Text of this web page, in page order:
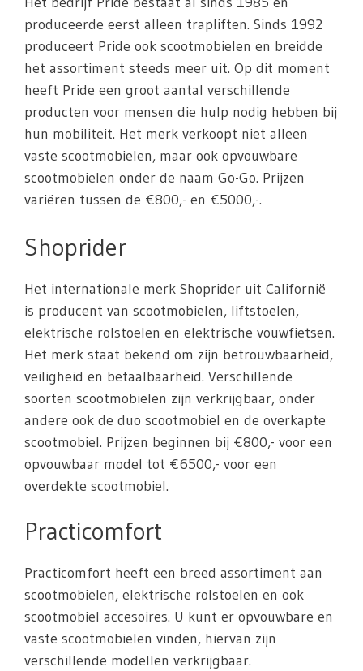
produceerde eerst alleen trapliften. Sinds 1992
produceert Pride ook scootmobielen en breidde
het assortiment steeds meer uit. Op dit moment
heeft Pride een groot aantal verschillende
producten voor mensen die hulp nodig hebben bij
hun mobiliteit. Het merk verkoopt niet alleen
vaste scootmobielen, maar ook opvouwbare
scootmobielen onder de naam Go-Go. Prijzen
variëren tussen de €800,- en €5000,-.
Shoprider
Het internationale merk Shoprider uit Californië
is producent van scootmobielen, liftstoelen,
elektrische rolstoelen en elektrische vouwfietsen.
Het merk staat bekend om zijn betrouwbaarheid,
veiligheid en betaalbaarheid. Verschillende
soorten scootmobielen zijn verkrijgbaar, onder
andere ook de duo scootmobiel en de overkapte
scootmobiel. Prijzen beginnen bij €800,- voor een
opvouwbaar model tot €6500,- voor een
overdekte scootmobiel.
Practicomfort
Practicomfort heeft een breed assortiment aan
scootmobielen, elektrische rolstoelen en ook
scootmobiel accesoires. U kunt er opvouwbare en
vaste scootmobielen vinden, hiervan zijn
verschillende modellen verkrijgbaar.